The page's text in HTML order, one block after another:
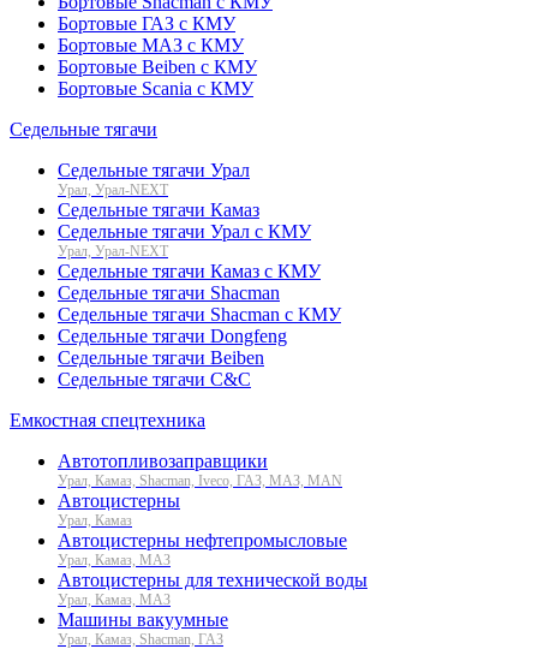
Бортовые ГАЗ с КМУ
Бортовые МАЗ с КМУ
Бортовые Beiben с КМУ
Бортовые Scania с КМУ
Седельные тягачи
Седельные тягачи Урал
Урал, Урал-NEXT
Седельные тягачи Камаз
Седельные тягачи Урал с КМУ
Урал, Урал-NEXT
Седельные тягачи Камаз с КМУ
Седельные тягачи Shacman
Седельные тягачи Shacman с КМУ
Седельные тягачи Dongfeng
Седельные тягачи Beiben
Седельные тягачи C&C
Емкостная спецтехника
Автотопливозаправщики
Урал, Камаз, Shacman, Iveco, ГАЗ, МАЗ, MAN
Автоцистерны
Урал, Камаз
Автоцистерны нефтепромысловые
Урал, Камаз, МАЗ
Автоцистерны для технической воды
Урал, Камаз, МАЗ
Машины вакуумные
Урал, Камаз, Shacman, ГАЗ